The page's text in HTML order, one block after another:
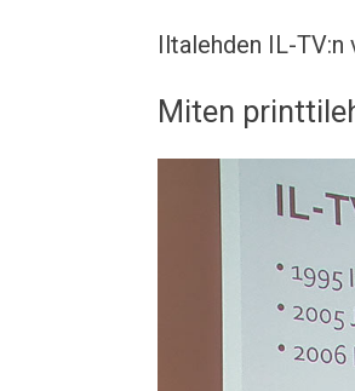
Iltalehden IL-
Miten